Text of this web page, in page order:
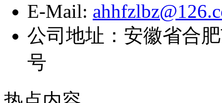
E-Mail:
公司地址：安徽省合
号